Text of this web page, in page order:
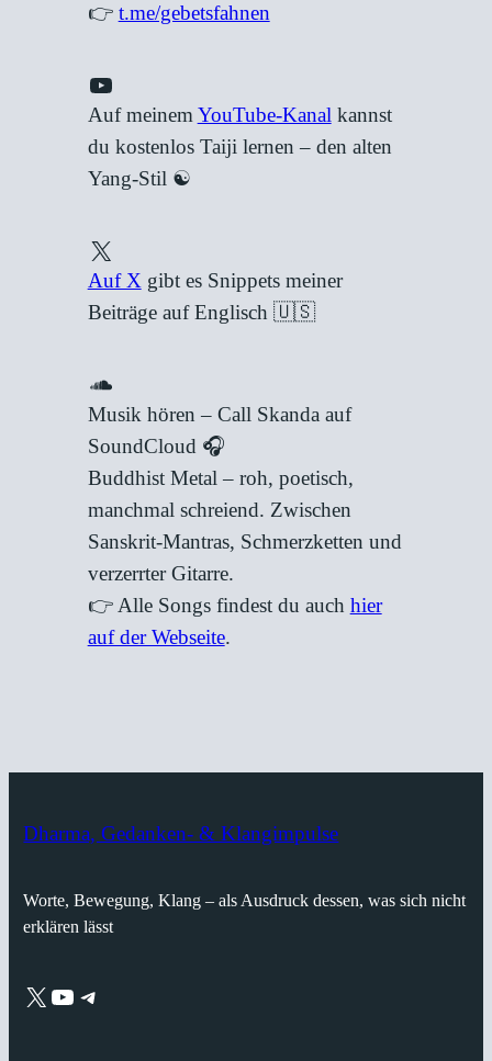
👉 t.me/gebetsfahnen
YouTube
Auf meinemYouTube-Kanalkannst
du kostenlos Taiji lernen – den alten
Yang-Stil ☯️
X
Auf Xgibt es Snippets meiner
Beiträge auf Englisch 🇺🇸
SoundCloud
Musik hören – Call Skanda auf
SoundCloud 🎧
Buddhist Metal – roh, poetisch,
manchmal schreiend. Zwischen
Sanskrit-Mantras, Schmerzketten und
verzerrter Gitarre.
👉 Alle Songs findest du auch hier
auf der Webseite.
Dharma, Gedanken- & Klangimpulse
Worte, Bewegung, Klang – als Ausdruck dessen, was sich nicht
erklären lässt
X YouTube Telegram